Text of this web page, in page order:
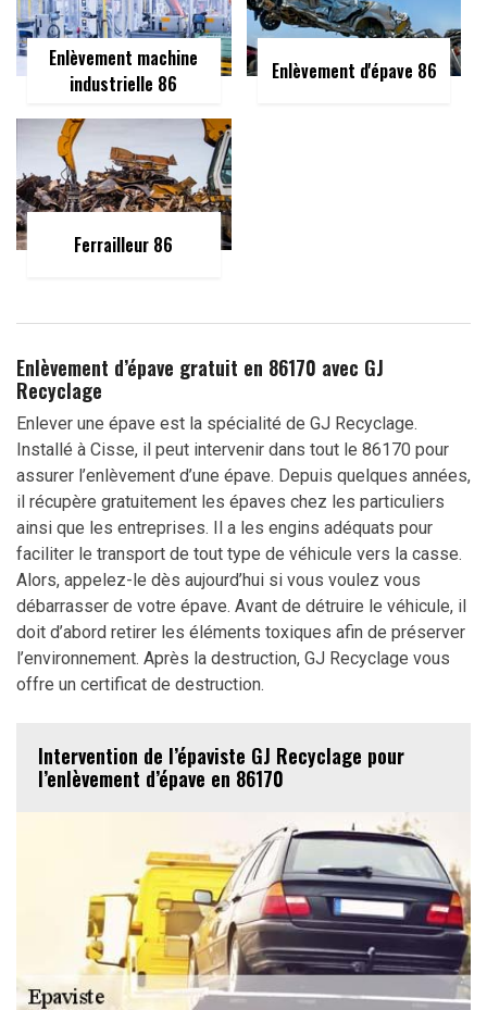
Enlèvement machine
industrielle 86
Enlèvement d'épave 86
Ferrailleur 86
Enlèvement d’épave gratuit en 86170 avec GJ
Recyclage
Enlever une épave est la spécialité de GJ Recyclage.
Installé à Cisse, il peut intervenir dans tout le 86170 pour
assurer l’enlèvement d’une épave. Depuis quelques années,
il récupère gratuitement les épaves chez les particuliers
ainsi que les entreprises. Il a les engins adéquats pour
faciliter le transport de tout type de véhicule vers la casse.
Alors, appelez-le dès aujourd’hui si vous voulez vous
débarrasser de votre épave. Avant de détruire le véhicule, il
doit d’abord retirer les éléments toxiques afin de préserver
l’environnement. Après la destruction, GJ Recyclage vous
offre un certificat de destruction.
Intervention de l’épaviste GJ Recyclage pour
l’enlèvement d’épave en 86170